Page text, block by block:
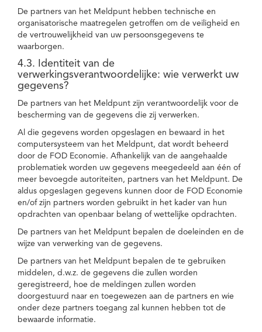
De partners van het Meldpunt hebben technische en
organisatorische maatregelen getroffen om de veiligheid en
de vertrouwelijkheid van uw persoonsgegevens te
waarborgen.
4.3. Identiteit van de
verwerkingsverantwoordelijke: wie verwerkt uw
gegevens?
De partners van het Meldpunt zijn verantwoordelijk voor de
bescherming van de gegevens die zij verwerken.
Al die gegevens worden opgeslagen en bewaard in het
computersysteem van het Meldpunt, dat wordt beheerd
door de FOD Economie. Afhankelijk van de aangehaalde
problematiek worden uw gegevens meegedeeld aan één of
meer bevoegde autoriteiten, partners van het Meldpunt. De
aldus opgeslagen gegevens kunnen door de FOD Economie
en/of zijn partners worden gebruikt in het kader van hun
opdrachten van openbaar belang of wettelijke opdrachten.
De partners van het Meldpunt bepalen de doeleinden en de
wijze van verwerking van de gegevens.
De partners van het Meldpunt bepalen de te gebruiken
middelen, d.w.z. de gegevens die zullen worden
geregistreerd, hoe de meldingen zullen worden
doorgestuurd naar en toegewezen aan de partners en wie
onder deze partners toegang zal kunnen hebben tot de
bewaarde informatie.